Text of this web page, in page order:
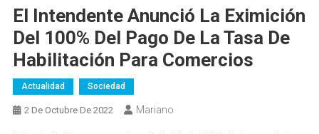
El Intendente Anunció La Eximición
Del 100% Del Pago De La Tasa De
Habilitación Para Comercios
Actualidad Sociedad
2 De Octubre De 2022 Mariano